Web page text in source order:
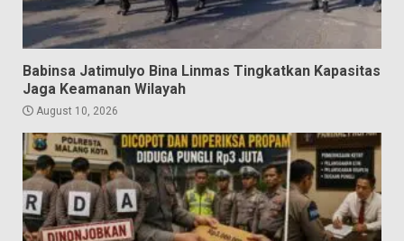
Babinsa Jatimulyo Bina Linmas Tingkatkan Kapasitas
Jaga Keamanan Wilayah
August 10, 2026